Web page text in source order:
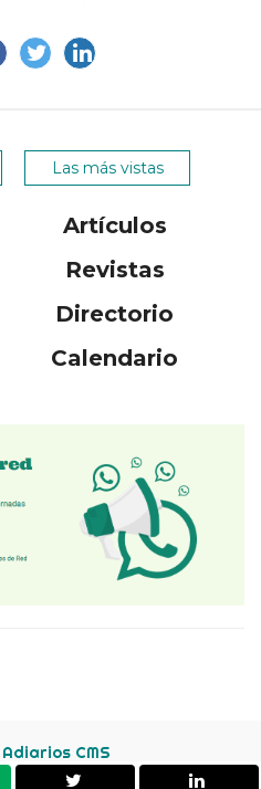
Las más vistas
Artículos
Revistas
Directorio
Calendario
Adiarios CMS